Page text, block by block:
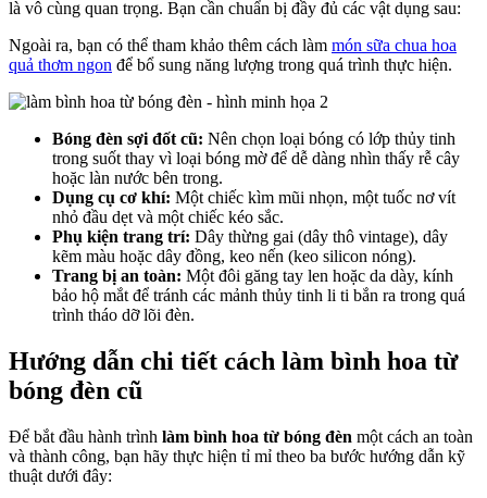
là vô cùng quan trọng. Bạn cần chuẩn bị đầy đủ các vật dụng sau:
Ngoài ra, bạn có thể tham khảo thêm cách làm món sữa chua hoa
quả thơm ngon để bổ sung năng lượng trong quá trình thực hiện.
Bóng đèn sợi đốt cũ: Nên chọn loại bóng có lớp thủy tinh
trong suốt thay vì loại bóng mờ để dễ dàng nhìn thấy rễ cây
hoặc làn nước bên trong.
Dụng cụ cơ khí: Một chiếc kìm mũi nhọn, một tuốc nơ vít
nhỏ đầu dẹt và một chiếc kéo sắc.
Phụ kiện trang trí: Dây thừng gai (dây thô vintage), dây
kẽm màu hoặc dây đồng, keo nến (keo silicon nóng).
Trang bị an toàn: Một đôi găng tay len hoặc da dày, kính
bảo hộ mắt để tránh các mảnh thủy tinh li ti bắn ra trong quá
trình tháo dỡ lõi đèn.
Hướng dẫn chi tiết cách làm bình hoa từ
bóng đèn cũ
Để bắt đầu hành trình làm bình hoa từ bóng đèn một cách an toàn
và thành công, bạn hãy thực hiện tỉ mỉ theo ba bước hướng dẫn kỹ
thuật dưới đây: